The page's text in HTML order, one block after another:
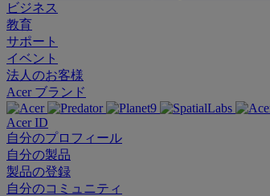
ビジネス
教育
サポート
イベント
法人のお客様
Acer ブランド
Acer ID
自分のプロフィール
自分の製品
製品の登録
自分のコミュニティ